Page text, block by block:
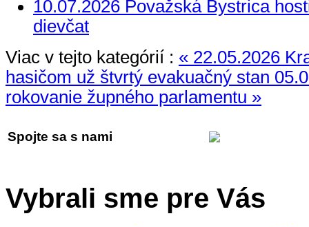
10.07.2026 Považská Bystrica
dievčat
Viac v tejto kategórií : « 22.05.2026
hasičom už štvrtý evakuačný stan
rokovanie župného parlamentu »
Spojte sa s nami
Vybrali sme pre Vás